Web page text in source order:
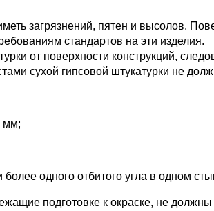
загрязнений, пятен и высолов.
стандартов на эти изделия.
от поверхности конструкций,
сухой гипсовой штукатурки не
мм;
одного отбитого угла в одном
подготовке к окраске, не должны